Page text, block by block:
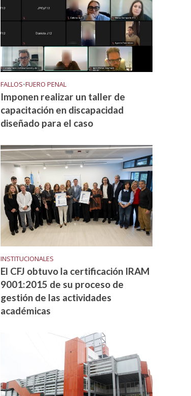
FALLOS•FUERO PENAL
Imponen realizar un taller de
capacitación en discapacidad
diseñado para el caso
INSTITUCIONALES
El CFJ obtuvo la certificación IRAM
9001:2015 de su proceso de
gestión de las actividades
académicas